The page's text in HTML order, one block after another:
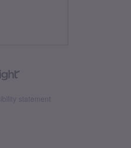
statement